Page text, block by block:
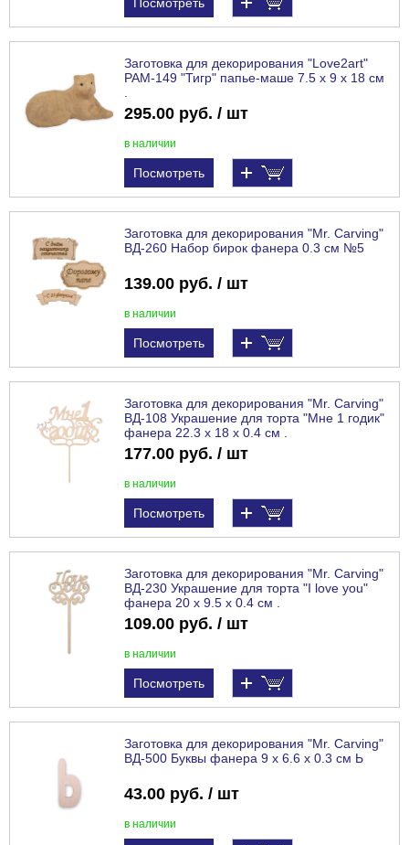
Посмотреть
Заготовка для декорирования "Love2art"
PAM-149 "Тигр" папье-маше 7.5 х 9 х 18 см
.
295.00 руб. / шт
в наличии
Посмотреть
Заготовка для декорирования "Mr. Carving"
ВД-260 Набор бирок фанера 0.3 см №5
139.00 руб. / шт
в наличии
Посмотреть
Заготовка для декорирования "Mr. Carving"
ВД-108 Украшение для торта "Мне 1 годик"
фанера 22.3 х 18 х 0.4 см .
177.00 руб. / шт
в наличии
Посмотреть
Заготовка для декорирования "Mr. Carving"
ВД-230 Украшение для торта "I love you"
фанера 20 х 9.5 х 0.4 см .
109.00 руб. / шт
в наличии
Посмотреть
Заготовка для декорирования "Mr. Carving"
ВД-500 Буквы фанера 9 х 6.6 х 0.3 см Ь
43.00 руб. / шт
в наличии